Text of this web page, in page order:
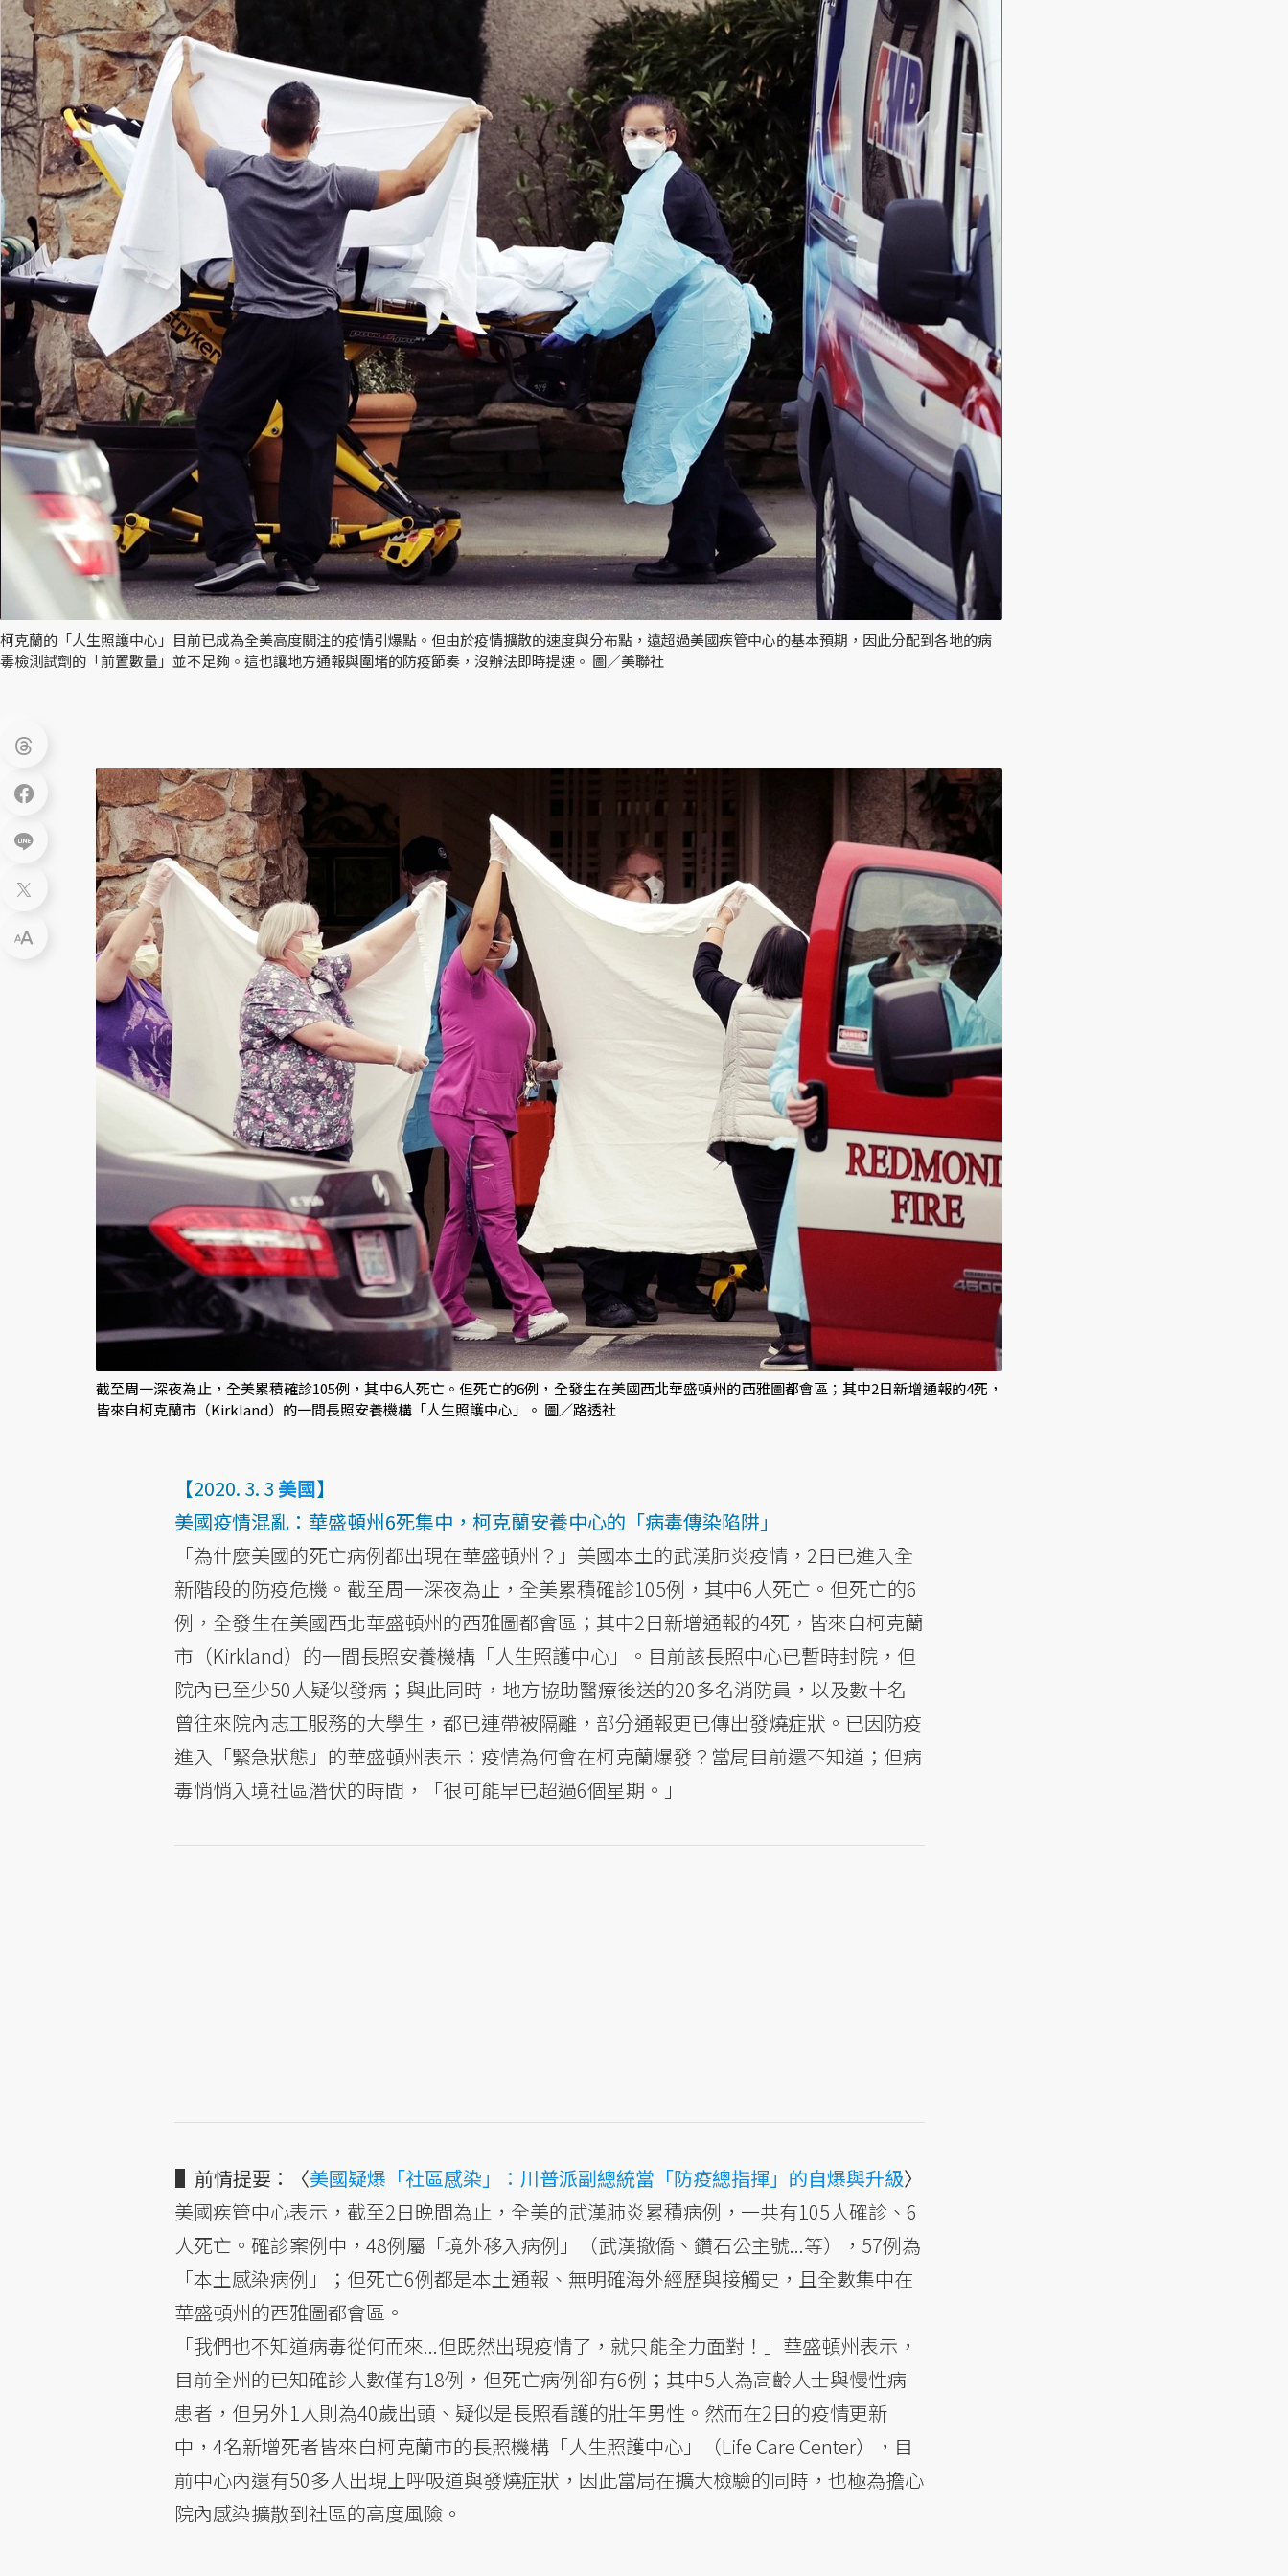
柯克蘭的「人生照護中心」目前已成為全美高度關注的疫情引爆點。但由於疫情擴散的速度與分布點，遠超過美國疾管中心的基本預期，因此分配到各地的病
毒檢測試劑的「前置數量」並不足夠。這也讓地方通報與圍堵的防疫節奏，沒辦法即時提速。 圖／美聯社
截至周一深夜為止，全美累積確診105例，其中6人死亡。但死亡的6例，全發生在美國西北華盛頓州的西雅圖都會區；其中2日新增通報的4死，
皆來自柯克蘭市（Kirkland）的一間長照安養機構「人生照護中心」。 圖／路透社
【2020. 3. 3 美國】
美國疫情混亂：華盛頓州6死集中，柯克蘭安養中心的「病毒傳染陷阱」
「為什麼美國的死亡病例都出現在華盛頓州？」美國本土的武漢肺炎疫情，2日已進入全
新階段的防疫危機。截至周一深夜為止，全美累積確診105例，其中6人死亡。但死亡的6
例，全發生在美國西北華盛頓州的西雅圖都會區；其中2日新增通報的4死，皆來自柯克蘭
市（Kirkland）的一間長照安養機構「人生照護中心」。目前該長照中心已暫時封院，但
院內已至少50人疑似發病；與此同時，地方協助醫療後送的20多名消防員，以及數十名
曾往來院內志工服務的大學生，都已連帶被隔離，部分通報更已傳出發燒症狀。已因防疫
進入「緊急狀態」的華盛頓州表示：疫情為何會在柯克蘭爆發？當局目前還不知道；但病
毒悄悄入境社區潛伏的時間，「很可能早已超過6個星期。」
▌前情提要：〈美國疑爆「社區感染」：川普派副總統當「防疫總指揮」的自爆與升級〉
美國疾管中心表示，截至2日晚間為止，全美的武漢肺炎累積病例，一共有105人確診、6
人死亡。確診案例中，48例屬「境外移入病例」（武漢撤僑、鑽石公主號...等），57例為
「本土感染病例」；但死亡6例都是本土通報、無明確海外經歷與接觸史，且全數集中在
華盛頓州的西雅圖都會區。
「我們也不知道病毒從何而來...但既然出現疫情了，就只能全力面對！」華盛頓州表示，
目前全州的已知確診人數僅有18例，但死亡病例卻有6例；其中5人為高齡人士與慢性病
患者，但另外1人則為40歲出頭、疑似是長照看護的壯年男性。然而在2日的疫情更新
中，4名新增死者皆來自柯克蘭市的長照機構「人生照護中心」（Life Care Center），目
前中心內還有50多人出現上呼吸道與發燒症狀，因此當局在擴大檢驗的同時，也極為擔心
院內感染擴散到社區的高度風險。